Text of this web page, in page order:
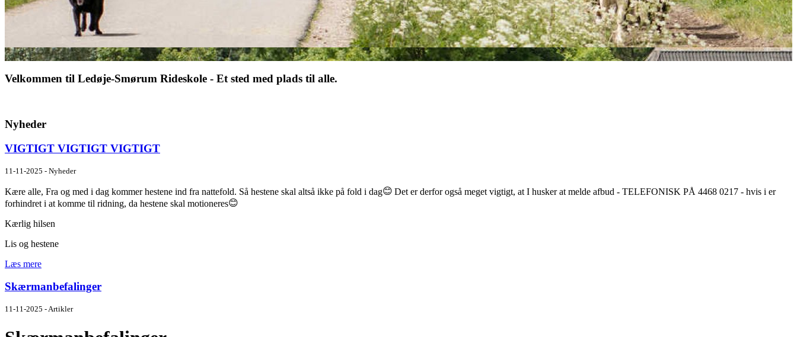
Velkommen til Ledøje-Smørum Rideskole - Et sted med plads til alle.
Nyheder
VIGTIGT VIGTIGT VIGTIGT
11-11-2025 - Nyheder
Kære alle, Fra og med i dag kommer hestene ind fra nattefold. Så hestene skal altså ikke på fold i dag
Det er derfor også meget vigtigt, at I husker at melde afbud - TELEFONISK PÅ 4468 0217 - hvis i er
forhindret i at komme til ridning, da hestene skal motioneres
Kærlig hilsen
Lis og hestene
Læs mere
Skærmanbefalinger
11-11-2025 - Artikler